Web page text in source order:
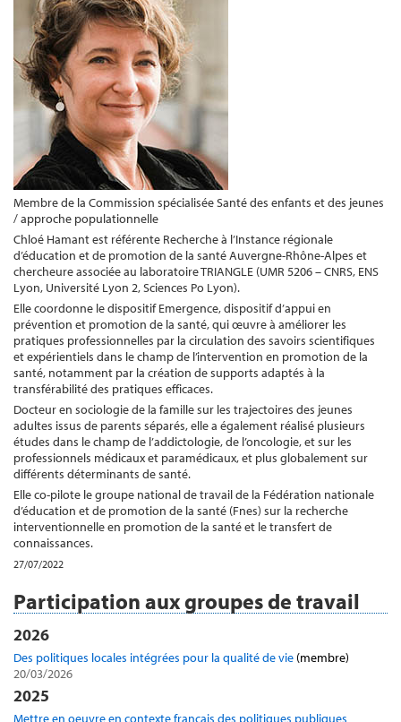
Membre de la Commission spécialisée Santé des enfants et des jeunes
/ approche populationnelle
Chloé Hamant est référente Recherche à l’Instance régionale
d’éducation et de promotion de la santé Auvergne-Rhône-Alpes et
chercheure associée au laboratoire TRIANGLE (UMR 5206 – CNRS, ENS
Lyon, Université Lyon 2, Sciences Po Lyon).
Elle coordonne le dispositif Emergence, dispositif d’appui en
prévention et promotion de la santé, qui œuvre à améliorer les
pratiques professionnelles par la circulation des savoirs scientifiques
et expérientiels dans le champ de l’intervention en promotion de la
santé, notamment par la création de supports adaptés à la
transférabilité des pratiques efficaces.
Docteur en sociologie de la famille sur les trajectoires des jeunes
adultes issus de parents séparés, elle a également réalisé plusieurs
études dans le champ de l’addictologie, de l’oncologie, et sur les
professionnels médicaux et paramédicaux, et plus globalement sur
différents déterminants de santé.
Elle co-pilote le groupe national de travail de la Fédération nationale
d’éducation et de promotion de la santé (Fnes) sur la recherche
interventionnelle en promotion de la santé et le transfert de
connaissances.
27/07/2022
Participation aux groupes de travail
2026
Des politiques locales intégrées pour la qualité de vie (membre)
20/03/2026
2025
Mettre en oeuvre en contexte français des politiques publiques